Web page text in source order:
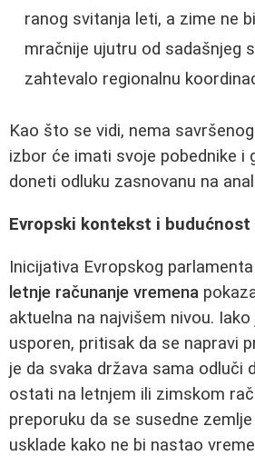
ranog svitanja leti, a zime ne
mračnije ujutru od sadašnjeg
zahtevalo regionalnu
Kao što se vidi, nema
izbor će imati svoje pobednike i
doneti odluku zasnovanu na
Evropski kontekst i budućnost
Inicijativa Evropskog
letnje računanje vremena
aktuelna na najvišem nivou.
usporen, pritisak da se napravi
je da svaka država sama odluči
ostati na letnjem ili zimskom
preporuku da se susedne
usklade kako ne bi nastao